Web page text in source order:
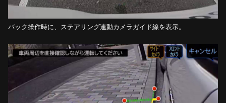
バック操作時に、ステアリング連動カメラガイド線を表示。